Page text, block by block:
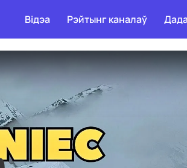
Відэа Рэйтынг каналаў